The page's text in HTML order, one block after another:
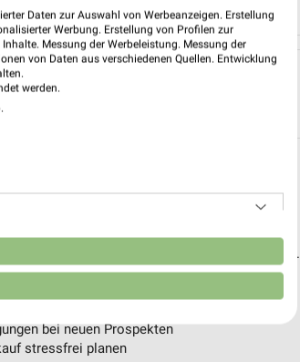
der kostenlosen weekli App für iOS & Android.
bei neuen Prospekten
stressfrei planen
Daten zur Auswahl von Werbeanzeigen. Erstellung
Werbung. Erstellung von Profilen zur
Messung der Werbeleistung. Messung der
von Daten aus verschiedenen Quellen. Entwicklung
werden.